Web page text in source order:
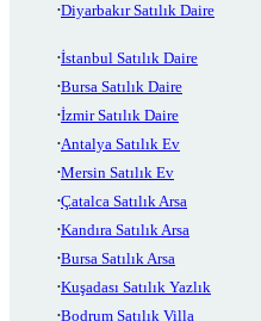
Diyarbakır Satılık Daire
İstanbul Satılık Daire
Bursa Satılık Daire
İzmir Satılık Daire
Antalya Satılık Ev
Mersin Satılık Ev
Çatalca Satılık Arsa
Kandıra Satılık Arsa
Bursa Satılık Arsa
Kuşadası Satılık Yazlık
Bodrum Satılık Villa